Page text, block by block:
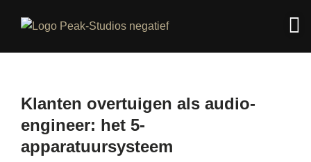
Klanten overtuigen als audio-
engineer: het 5-
apparatuursysteem